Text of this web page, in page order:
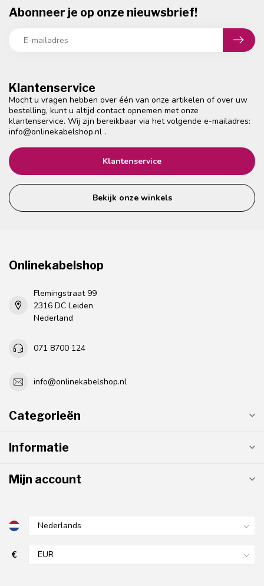
Klantenservice
Mocht u vragen hebben over één van onze artikelen of over uw
bestelling, kunt u altijd contact opnemen met onze
klantenservice. Wij zijn bereikbaar via het volgende e-mailadres:
info@onlinekabelshop.nl .
Klantenservice
Bekijk onze winkels
Abonneer je op onze nieuwsbrief!
Onlinekabelshop
Flemingstraat 99
2316 DC Leiden
Nederland
071 8700 124
info@onlinekabelshop.nl
Categorieën
Informatie
Mijn account
€